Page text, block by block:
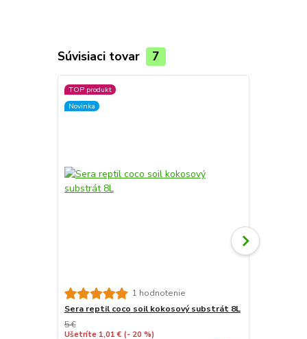
Súvisiaci tovar 7
TOP produkt
Novinka
1 hodnotenie
Sera reptil coco soil kokosový substrát 8L
5 €
Ušetríte 1,01 € (- 20 %)